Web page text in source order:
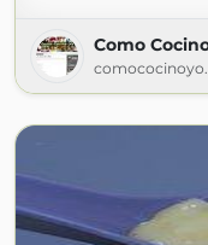
Como